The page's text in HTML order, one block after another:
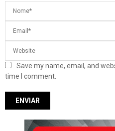
Save my name, email, and
time I comment.